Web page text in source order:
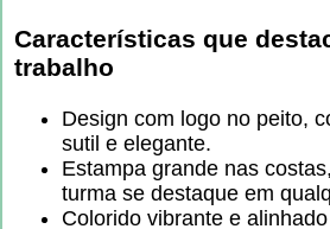
Características que
trabalho
Design com logo no peito,
sutil e elegante.
Estampa grande nas
turma se destaque em
Colorido vibrante e